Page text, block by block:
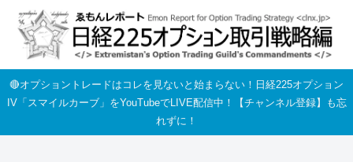
🔴オプショントレードはコレを見ないと始まらない！日経225オプション
IV「スマイルカーブ」をYouTubeでLIVE配信中！【チャンネル登録】も忘
れずに！